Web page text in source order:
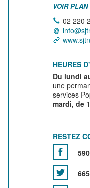
VOIR PLAN
02 220
HEURES
Du lundi
une
services
mardi, de
RESTEZ